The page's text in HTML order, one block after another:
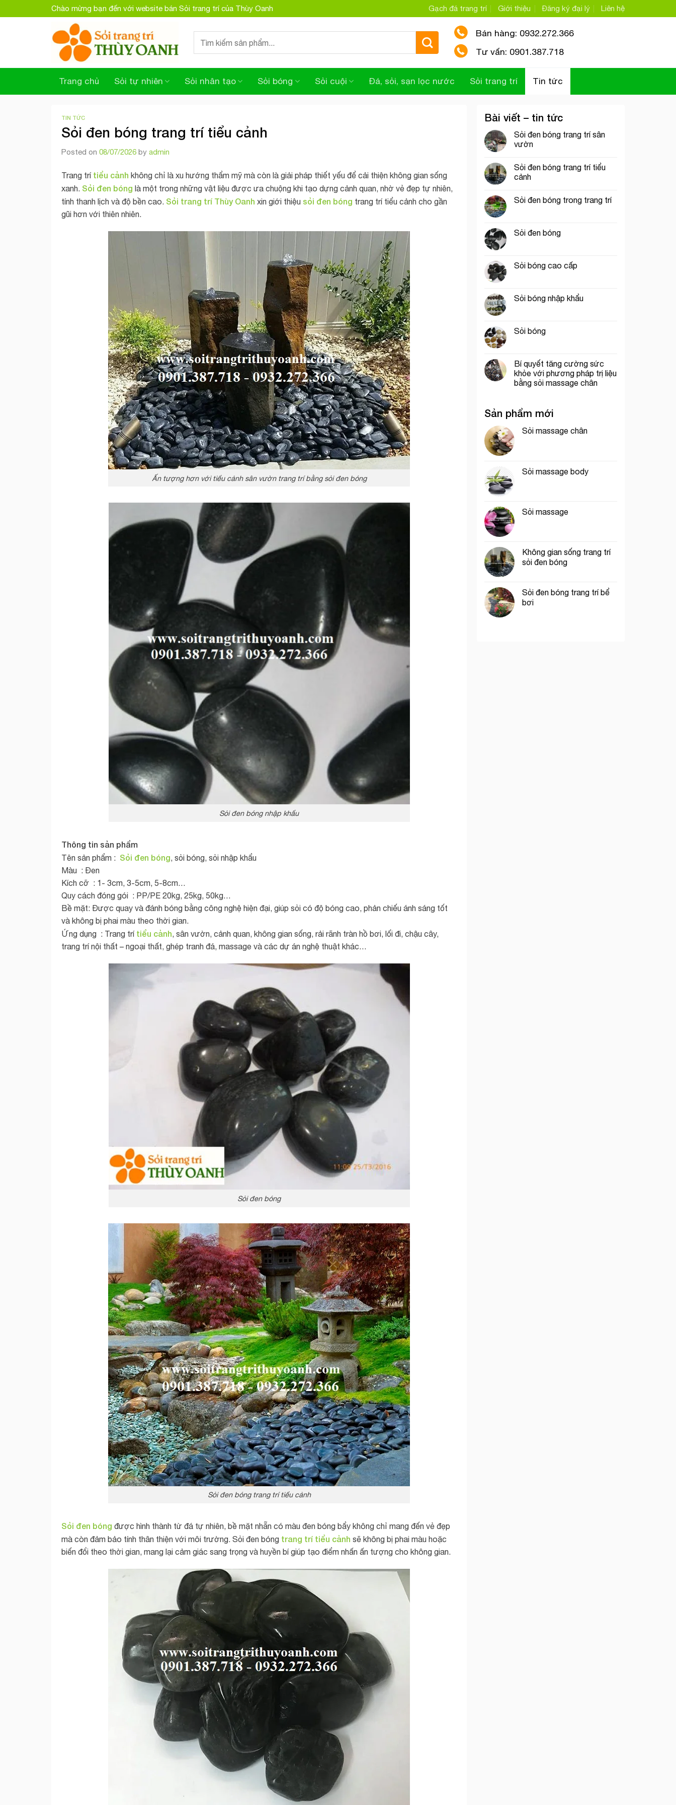
to
Chào mừng bạn đến với website bán Sỏi trang trí của Thùy Oanh Gạch đá trang trí Giới thiệu Đăng ký đại lý Liên hệ
Search
Bán hàng: 0932.272.366
Tư vấn: 0901.387.718
Trang chủ Sỏi tự nhiên Sỏi nhân tạo Sỏi bóng Sỏi cuội Đá, sỏi, sạn lọc nước Sỏi trang trí Tin tức
TIN TỨC
Sỏi đen bóng trang trí tiểu cảnh
Posted on 08/07/2026 by admin
Trang trítiểu cảnh không chỉ là xu hướng thẩm mỹ mà còn là giải pháp thiết yếu để cải thiện không gian sống
xanh. Sỏi đen bóng là một trong những vật liệu được ưa chuộng khi tạo dựng cảnh quan, nhờ vẻ đẹp tự nhiên,
tính thanh lịch và độ bền cao. Sỏi trang trí Thùy Oanh xin giới thiệu sỏi đen bóng trang trí tiểu cảnh cho gần
gũi hơn với thiên nhiên.
Ấn tượng hơn với tiểu cảnh sân vườn trang trí bằng sỏi đen bóng
Sỏi đen bóng nhập khẩu
Thông tin sản phẩm
Tên sản phẩm : Sỏi đen bóng, sỏi bóng, sỏi nhập khẩu
Màu : Đen
Kích cỡ : 1- 3cm, 3-5cm, 5-8cm…
Quy cách đóng gói : PP/PE 20kg, 25kg, 50kg…
Bề mặt: Được quay và đánh bóng bằng công nghệ hiện đại, giúp sỏi có độ bóng cao, phản chiếu ánh sáng tốt
và không bị phai màu theo thời gian.
Ứng dụng : Trang trí tiểu cảnh, sân vườn, cảnh quan, không gian sống, rải rãnh tràn hồ bơi, lối đi, chậu cây,
trang trí nội thất – ngoại thất, ghép tranh đá, massage và các dự án nghệ thuật khác…
Sỏi đen bóng
Sỏi đen bóng trang trí tiểu cảnh
Sỏi đen bóng được hình thành từ đá tự nhiên, bề mặt nhẵn có màu đen bóng bẩy không chỉ mang đến vẻ đẹp
mà còn đảm bảo tính thân thiện với môi trường. Sỏi đen bóng trang trí tiểu cảnh sẽ không bị phai màu hoặc
biến đổi theo thời gian, mang lại cảm giác sang trọng và huyền bí giúp tạo điểm nhấn ấn tượng cho không gian.
Bài viết – tin tức
Sỏi đen bóng trang trí sân
vườn
Sỏi đen bóng trang trí tiểu
cảnh
Sỏi đen bóng trong trang trí
Sỏi đen bóng
Sỏi bóng cao cấp
Sỏi bóng nhập khẩu
Sỏi bóng
Bí quyết tăng cường sức
khỏe với phương pháp trị liệu
bằng sỏi massage chân
Sản phẩm mới
Sỏi massage chân
Sỏi massage body
Sỏi massage
Không gian sống trang trí
sỏi đen bóng
Sỏi đen bóng trang trí bể
bơi